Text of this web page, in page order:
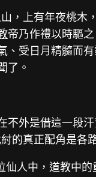
，上有年夜桃
帝乃作禮以時驅
、受日月精髓而
了。
不外是借這一段
的真正配角是各
人中，道教中